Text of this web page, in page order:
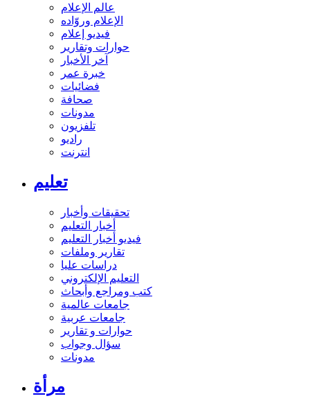
عالم الإعلام
الإعلام وروّاده
فيديو إعلام
حوارات وتقارير
آخر الأخبار
خبرة عمر
فضائيات
صحافة
مدونات
تلفزيون
راديو
انترنت
تعليم
تحقيقات وأخبار
أخبار التعليم
فيديو أخبار التعليم
تقارير وملفات
دراسات عليا
التعليم الإلكتروني
كتب ومراجع وأبحاث
جامعات عالمية
جامعات عربية
حوارات و تقارير
سؤال وجواب
مدونات
مرأة